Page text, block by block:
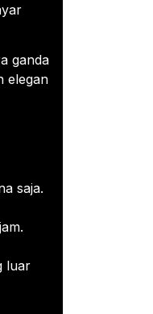
ganda
elegan
saja.
luar